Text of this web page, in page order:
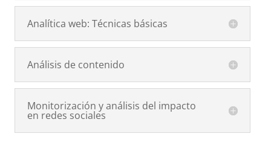
Analítica web: Técnicas básicas
Análisis de contenido
Monitorización y análisis del impacto
en redes sociales